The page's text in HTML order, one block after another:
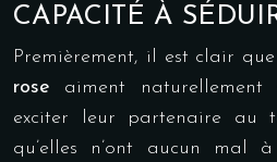
CAPACITÉ À
Premièrement, il est clair
rose aiment naturellement
exciter leur partenaire au
qu’elles n’ont aucun mal